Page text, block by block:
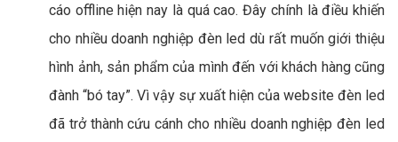
cáo offline hiện nay là quá cao. Đây chính là điều khiến
cho nhiều doanh nghiệp đèn led dù rất muốn giới thiệu
hình ảnh, sản phẩm của mình đến với khách hàng cũng
đành “bó tay”. Vì vậy sự xuất hiện của website đèn led
đã trở thành cứu cánh cho nhiều doanh nghiệp đèn led